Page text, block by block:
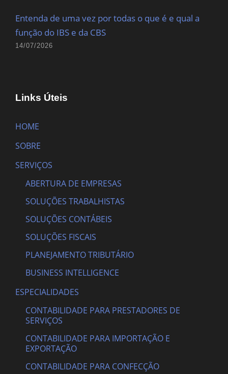
Entenda de uma vez por todas o que é e qual a
função do IBS e da CBS
14/07/2026
Links Úteis
HOME
SOBRE
SERVIÇOS
ABERTURA DE EMPRESAS
SOLUÇÕES TRABALHISTAS
SOLUÇÕES CONTÁBEIS
SOLUÇÕES FISCAIS
PLANEJAMENTO TRIBUTÁRIO
BUSINESS INTELLIGENCE
ESPECIALIDADES
CONTABILIDADE PARA PRESTADORES DE
SERVIÇOS
CONTABILIDADE PARA IMPORTAÇÃO E
EXPORTAÇÃO
CONTABILIDADE PARA CONFECÇÃO